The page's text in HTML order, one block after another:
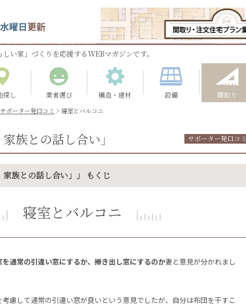
水曜日更新
い家」づくりを応援するWEBマガジンです。
探し 業者選び 構造・建材 設備 間取り
サポーター発口コミ > 寝室とバルコニ
族との話し合い」 サポーター発口コミ
族との話し合い」」 もくじ
寝室とバルコニ
を通常の引違い窓にするか、掃き出し窓にするのか妻と意見が分かれまし
考慮して通常の引違い窓が良いという意見でしたが、自分は布団を干すこ